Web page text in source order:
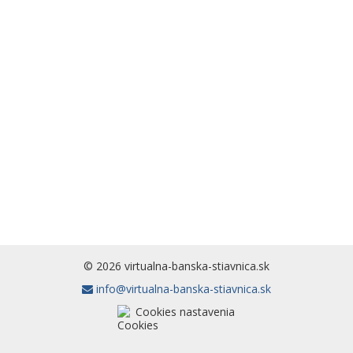
© 2026 virtualna-banska-stiavnica.sk
info@virtualna-banska-stiavnica.sk
Cookies nastavenia